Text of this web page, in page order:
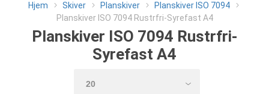
Hjem Skiver Planskiver
Planskiver ISO 7094
Planskiver ISO 7094 Rustrfri-Syrefast A4
Planskiver ISO 7094 Rustrfri-
Syrefast A4